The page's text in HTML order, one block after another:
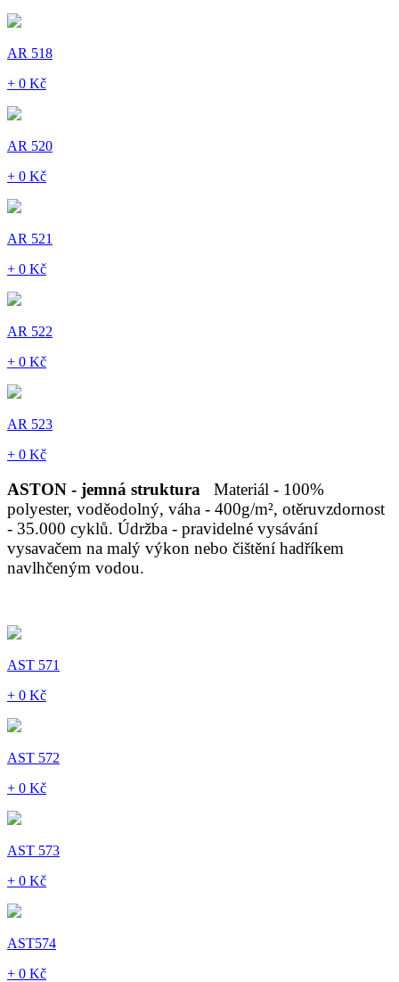
AR 518
+ 0 Kč
AR 520
+ 0 Kč
AR 521
+ 0 Kč
AR 522
+ 0 Kč
AR 523
+ 0 Kč
ASTON - jemná struktura
Materiál - 100%
polyester, voděodolný, váha - 400g/m², otěruvzdornost
- 35.000 cyklů. Údržba - pravidelné vysávání
vysavačem na malý výkon nebo čištění hadříkem
navlhčeným vodou.
AST 571
+ 0 Kč
AST 572
+ 0 Kč
AST 573
+ 0 Kč
AST574
+ 0 Kč